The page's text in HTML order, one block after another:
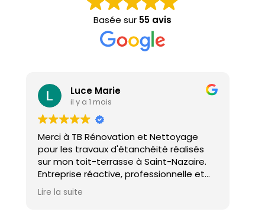
Basée sur 55 avis
Luce Marie
il y a 1 mois
Merci à TB Rénovation et Nettoyage
pour les travaux d'étanchéité réalisés
sur mon toit-terrasse à Saint-Nazaire.
Entreprise réactive, professionnelle et
agréable. Le travail a été réalisé avec
soin et dans les délais. Je recommande
Lire la suite